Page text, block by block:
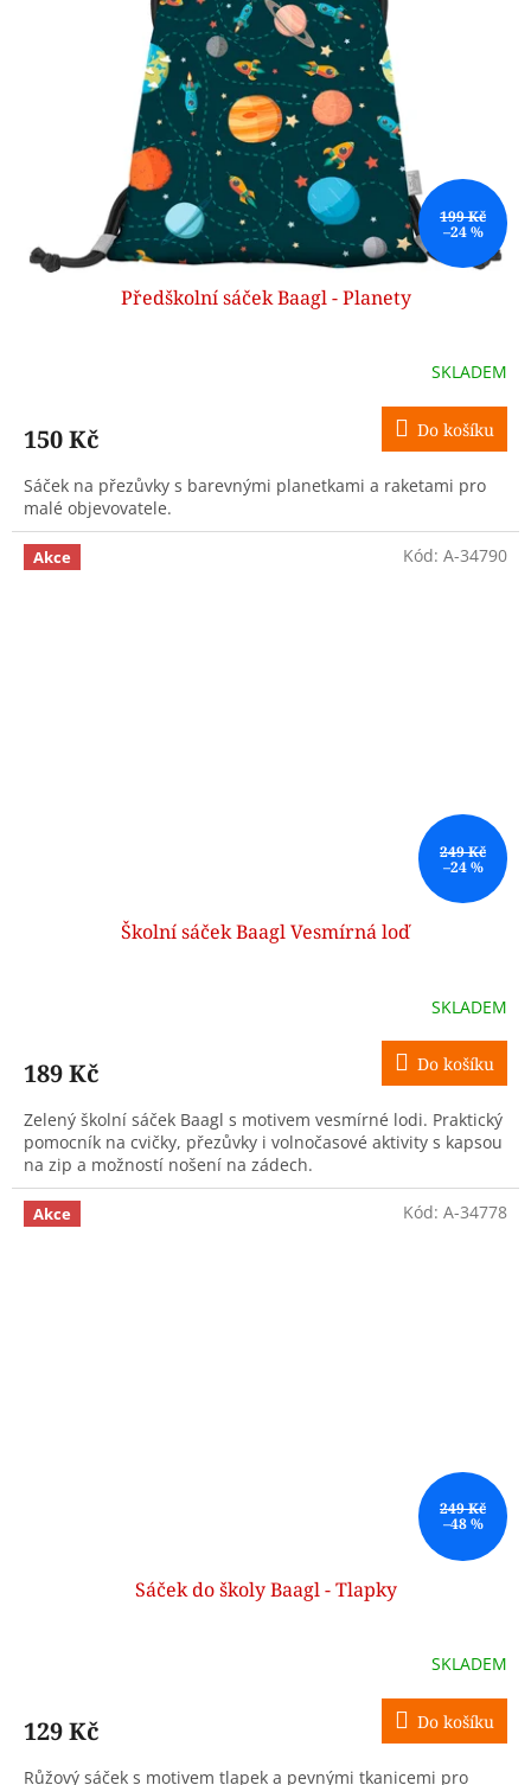
199 Kč
–24 %
Předškolní sáček Baagl - Planety
SKLADEM
150 Kč Do košíku
Sáček na přezůvky s barevnými planetkami a raketami pro
malé objevovatele.
Akce
249 Kč
–24 %
Školní sáček Baagl Vesmírná loď
SKLADEM
189 Kč Do košíku
Zelený školní sáček Baagl s motivem vesmírné lodi. Praktický
pomocník na cvičky, přezůvky i volnočasové aktivity s kapsou
na zip a možností nošení na zádech.
Kód: A-34790
Akce
249 Kč
–48 %
Sáček do školy Baagl - Tlapky
SKLADEM
129 Kč Do košíku
Růžový sáček s motivem tlapek a pevnými tkanicemi pro
Kód: A-34778